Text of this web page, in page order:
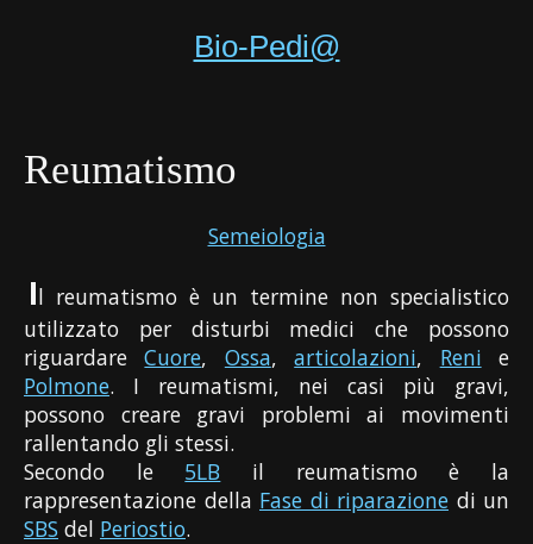
Bio-Pedi@
Reumatismo
Semeiologia
Il reumatismo è un termine non specialistico
utilizzato per disturbi medici che possono
riguardareCuore, Ossa,articolazioni, Reni e
Polmone. I reumatismi, nei casi più gravi,
possono creare gravi problemi ai movimenti
rallentando gli stessi.
Secondo le 5LB il reumatismo è la
rappresentazione della Fase di riparazione di un
SBS del Periostio.